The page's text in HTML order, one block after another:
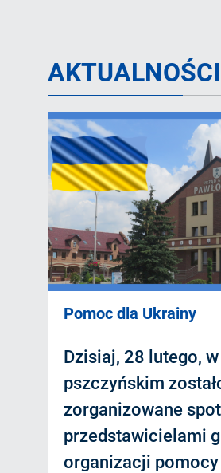
Pomoc dla Ukrainy
Dzisiaj, 28 lutego,
pszczyńskim
zorganizowane
przedstawicielami
organizacji